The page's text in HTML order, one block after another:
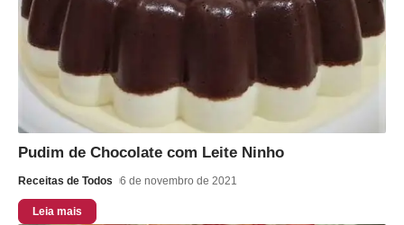
Pudim de Chocolate com Leite Ninho
Receitas de Todos 6 de novembro de 2021
Leia mais